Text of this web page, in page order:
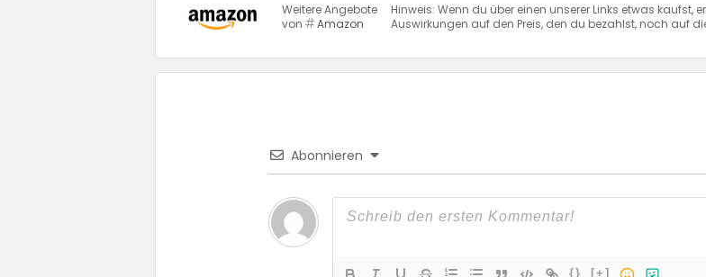
Weitere Angebote
von
Amazon
Hinweis: Wenn du über einen unserer Links etwas kaufst,
Auswirkungen auf den Preis, den du bezahlst, noch auf
Abonnieren
{} [+]